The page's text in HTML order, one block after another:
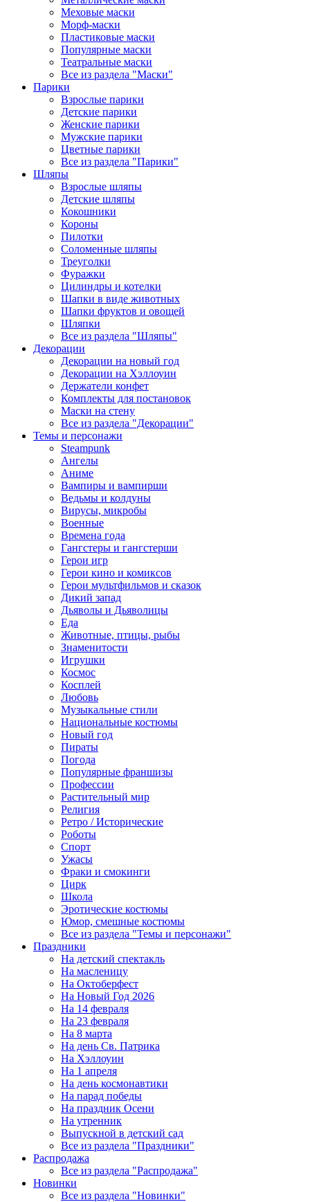
Меховые маски
Морф-маски
Пластиковые маски
Популярные маски
Театральные маски
Все из раздела "Маски"
Парики
Взрослые парики
Детские парики
Женские парики
Мужские парики
Цветные парики
Все из раздела "Парики"
Шляпы
Взрослые шляпы
Детские шляпы
Кокошники
Короны
Пилотки
Соломенные шляпы
Треуголки
Фуражки
Цилиндры и котелки
Шапки в виде животных
Шапки фруктов и овощей
Шляпки
Все из раздела "Шляпы"
Декорации
Декорации на новый год
Декорации на Хэллоуин
Держатели конфет
Комплекты для постановок
Маски на стену
Все из раздела "Декорации"
Темы и персонажи
Steampunk
Ангелы
Аниме
Вампиры и вампирши
Ведьмы и колдуны
Вирусы, микробы
Военные
Времена года
Гангстеры и гангстерши
Герои игр
Герои кино и комиксов
Герои мультфильмов и сказок
Дикий запад
Дьяволы и Дьяволицы
Еда
Животные, птицы, рыбы
Знаменитости
Игрушки
Космос
Косплей
Любовь
Музыкальные стили
Национальные костюмы
Новый год
Пираты
Погода
Популярные франшизы
Профессии
Растительный мир
Религия
Ретро / Исторические
Роботы
Спорт
Ужасы
Фраки и смокинги
Цирк
Школа
Эротические костюмы
Юмор, смешные костюмы
Все из раздела "Темы и персонажи"
Праздники
На детский спектакль
На масленицу
На Октоберфест
На Новый Год 2026
На 14 февраля
На 23 февраля
На 8 марта
На день Св. Патрика
На Хэллоуин
На 1 апреля
На день космонавтики
На парад победы
На праздник Осени
На утренник
Выпускной в детский сад
Все из раздела "Праздники"
Распродажа
Все из раздела "Распродажа"
Новинки
Все из раздела "Новинки"